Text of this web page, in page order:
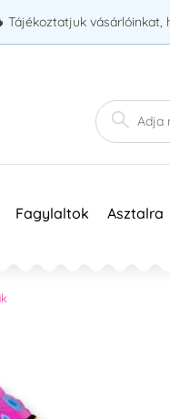
Tájékoztatjuk
Fagylaltok Asztalra